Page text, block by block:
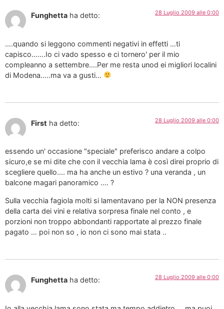
Funghetta ha detto: 28 Luglio 2009 alle 0:00
….quando si leggono commenti negativi in effetti …ti
capisco…….Io ci vado spesso e ci tornero' per il mio
compleanno a settembre….Per me resta unod ei migliori localini
di Modena…..ma va a gusti…
First ha detto: 28 Luglio 2009 alle 0:00
essendo un' occasione "speciale" preferisco andare a colpo
sicuro,e se mi dite che con il vecchia lama è così direi proprio di
scegliere quello…. ma ha anche un estivo ? una veranda , un
balcone magari panoramico …. ?
Sulla vecchia fagiola molti si lamentavano per la NON presenza
della carta dei vini e relativa sorpresa finale nel conto , e
porzioni non troppo abbondanti rapportate al prezzo finale
pagato … poi non so , io non ci sono mai stata ..
Funghetta ha detto: 28 Luglio 2009 alle 0:00